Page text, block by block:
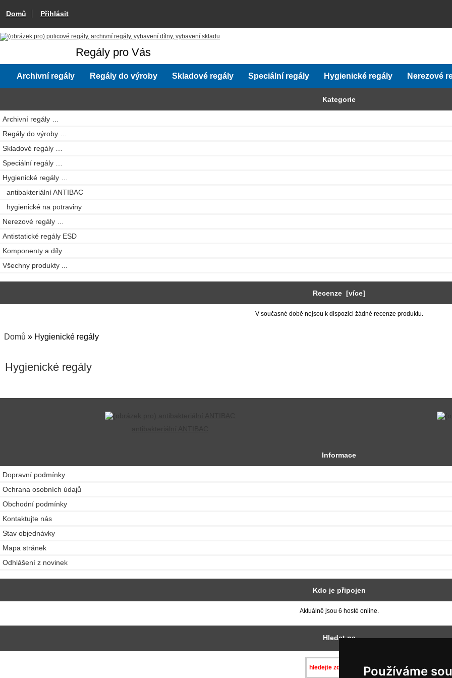
Používáme
Domů Přihlásit
Regály pro Vás
Archivní regály Regály do výroby Skladové regály Speciální regály Hygienické regály Nerezové
Kategorie
Archivní regály …
Regály do výroby …
Skladové regály …
Speciální regály …
Hygienické regály …
antibakteriální ANTIBAC
hygienické na potraviny
Nerezové regály …
Antistatické regály ESD
Komponenty a díly …
Všechny produkty ...
Recenze [více]
V současné době nejsou k dispozici žádné recenze produktu.
Domů » Hygienické regály
Hygienické regály
Informace
Dopravní podmínky
Ochrana osobních údajů
Obchodní podmínky
Kontaktujte nás
Stav objednávky
Mapa stránek
Odhlášení z novinek
Kdo je připojen
Aktuálně jsou 6 hosté online.
Hledat na